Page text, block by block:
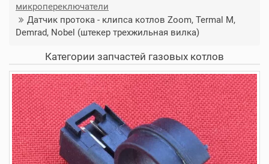
микропереключатели
Датчик протока - клипса котлов Zoom, Termal M,
Demrad, Nobel (штекер трехжильная вилка)
Категории запчастей газовых котлов